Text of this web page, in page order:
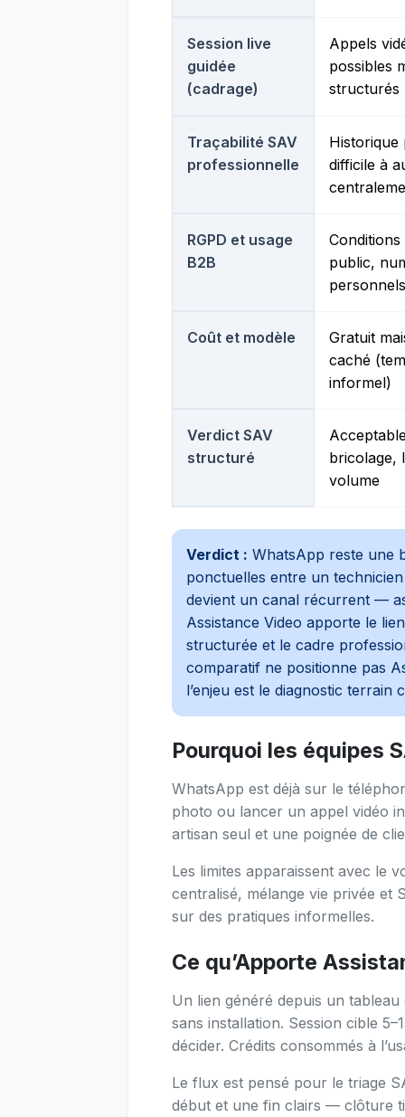
Session live
guidée
(cadrage)
Appels
possibles
structurés
Traçabilité SAV
professionnelle
Historique
difficile à
RGPD et usage
B2B
public,
Coût et modèle
Gratuit
caché
informel)
Verdict SAV
structuré
bricolage,
volume
Verdict : WhatsApp reste une
ponctuelles entre un
devient un canal récurrent —
Assistance Video apporte le
structurée et le cadre
comparatif ne positionne pas
l’enjeu est le diagnostic terrain
Pourquoi les équipes
WhatsApp est déjà sur le
photo ou lancer un appel vidéo
artisan seul et une poignée de
Les limites apparaissent avec le
centralisé, mélange vie privée et
sur des pratiques informelles.
Ce qu’Apporte
Un lien généré depuis un
sans installation. Session cible
décider. Crédits consommés à
Le flux est pensé pour le triage
début et une fin clairs — clôture